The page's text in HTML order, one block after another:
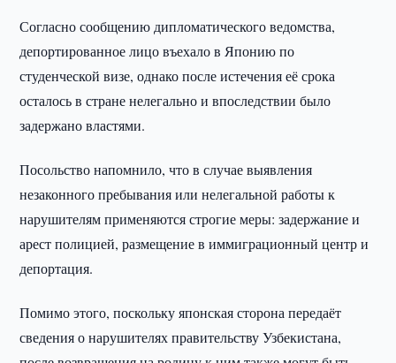
Согласно сообщению дипломатического ведомства,
депортированное лицо въехало в Японию по
студенческой визе, однако после истечения её срока
осталось в стране нелегально и впоследствии было
задержано властями.
Посольство напомнило, что в случае выявления
незаконного пребывания или нелегальной работы к
нарушителям применяются строгие меры: задержание и
арест полицией, размещение в иммиграционный центр и
депортация.
Помимо этого, поскольку японская сторона передаёт
сведения о нарушителях правительству Узбекистана,